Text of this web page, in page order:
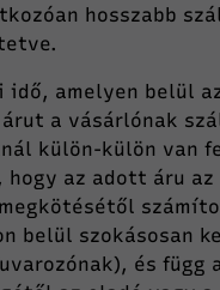
hosszabb
idő, amelyen belül
a vásárlónak
külön-külön van
az adott áru az
belül szokásosan
és függ